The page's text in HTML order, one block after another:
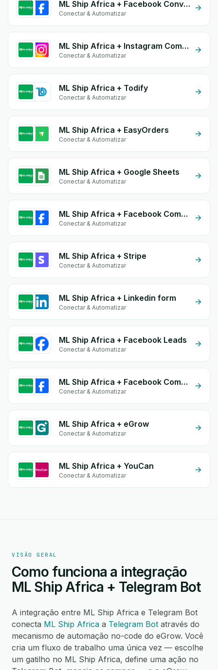
ML Ship Africa + Facebook Conversion API (CAPI)
Conectar & Automatizar
ML Ship Africa + Instagram Comment
Conectar & Automatizar
ML Ship Africa + Todify
Conectar & Automatizar
ML Ship Africa + EasyOrders
Conectar & Automatizar
ML Ship Africa + Google Sheets
Conectar & Automatizar
ML Ship Africa + Facebook Comments
Conectar & Automatizar
ML Ship Africa + Stripe
Conectar & Automatizar
ML Ship Africa + Linkedin form
Conectar & Automatizar
ML Ship Africa + Facebook Leads
Conectar & Automatizar
ML Ship Africa + Facebook Commerce
Conectar & Automatizar
ML Ship Africa + eGrow
Conectar & Automatizar
ML Ship Africa + YouCan
Conectar & Automatizar
VISÃO GERAL
Como funciona a integração
ML Ship Africa + Telegram Bot
A integração entre ML Ship Africa e Telegram Bot
conecta ML Ship Africa a Telegram Bot através do
mecanismo de automação no-code do eGrow. Você
cria um fluxo de trabalho uma única vez — escolhe
um gatilho no ML Ship Africa, define uma ação no